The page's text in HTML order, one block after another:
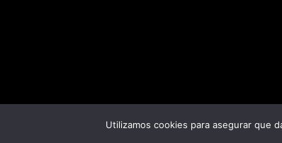
Utilizamos cookies para asegurar que